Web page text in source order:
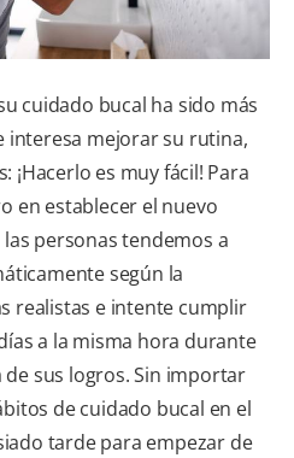
cuidado bucal ha sido más
interesa mejorar su rutina,
¡Hacerlo es muy fácil! Para
en establecer el nuevo
personas tendemos a
según la
realistas e intente cumplir
a la misma hora durante
sus logros. Sin importar
de cuidado bucal en el
tarde para empezar de